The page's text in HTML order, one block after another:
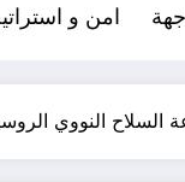
امن و
النووي